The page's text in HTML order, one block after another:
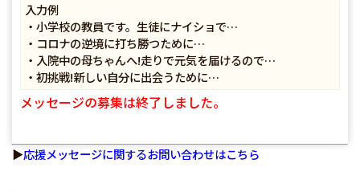
入力例
・小学校の教員です。生徒にナイショで…
・コロナの逆境に打ち勝つために…
・入院中の母ちゃんへ!走りで元気を届けるので…
・初挑戦!新しい自分に出会うために…
メッセージの募集は終了しました。
▶応援メッセージに関するお問い合わせはこちら